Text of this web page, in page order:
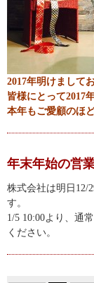
2017年明けまして
皆様にとって2017
本年もご愛顧のほ
年末年始の営
株式会社は明日12/
す。
1/5 10:00より、通
ください。